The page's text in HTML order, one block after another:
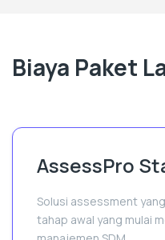
Biaya Paket
AssessPro
Solusi assessment
tahap awal yang mulai